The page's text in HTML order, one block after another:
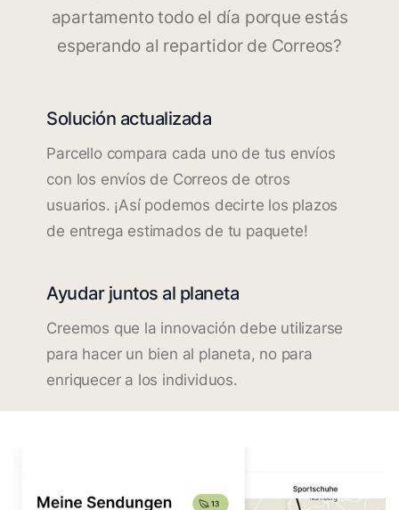
apartamento todo el día porque estás
esperando al repartidor de Correos?
Solución actualizada
Parcello compara cada uno de tus envíos
con los envíos de Correos de otros
usuarios. ¡Así podemos decirte los plazos
de entrega estimados de tu paquete!
Ayudar juntos al planeta
Creemos que la innovación debe utilizarse
para hacer un bien al planeta, no para
enriquecer a los individuos.